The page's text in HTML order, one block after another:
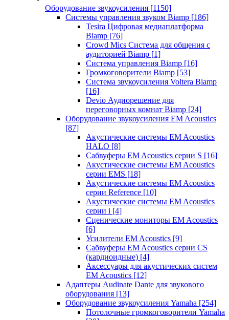
Оборудование звукоусиления [1150]
Системы управления звуком Biamp [186]
Tesira Цифровая медиаплатформа
Biamp [76]
Crowd Mics Система для общения с
аудиторией Biamp [1]
Система управления Biamp [16]
Громкоговорители Biamp [53]
Система звукоусиления Voltera Biamp
[16]
Devio Аудиорешение для
переговорных комнат Biamp [24]
Оборудование звукоусиления EM Acoustics
[87]
Акустические системы EM Acoustics
HALO [8]
Сабвуферы EM Acoustics серии S [16]
Акустические системы EM Acoustics
серии EMS [18]
Акустические системы EM Acoustics
серии Reference [10]
Акустические системы EM Acoustics
серии i [4]
Сценические мониторы EM Acoustics
[6]
Усилители EM Acoustics [9]
Сабвуферы EM Acoustics серии CS
(кардиоидные) [4]
Аксессуары для акустических систем
EM Acoustics [12]
Адаптеры Audinate Dante для звукового
оборудования [13]
Оборудование звукоусиления Yamaha [254]
Потолочные громкоговорители Yamaha